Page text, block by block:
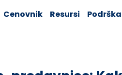
Cenovnik Resursi Podrška